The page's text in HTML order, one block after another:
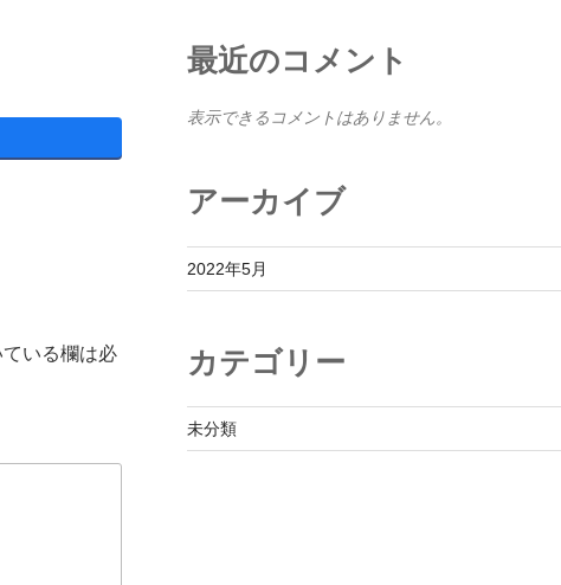
ている欄は必
最近のコメント
表示できるコメントはありません。
アーカイブ
2022年5月
カテゴリー
未分類